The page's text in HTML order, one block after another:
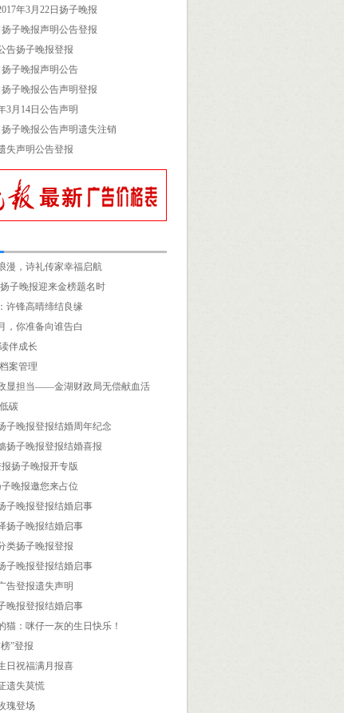
年3月22日扬子晚报
扬子晚报声明公告登报
告扬子晚报登报
扬子晚报声明公告
扬子晚报公告声明登报
3月14日公告声明
扬子晚报公告声明遗失注销
失声明公告登报
漫，诗礼传家幸福启航
子晚报迎来金榜题名时
许锋高晴缔结良缘
，你准备向谁告白
伴成长
案管理
显担当——金湖财政局无偿献血活
碳
子晚报登报结婚周年纪念
扬子晚报登报结婚喜报
扬子晚报开专版
晚报邀您来占位
子晚报登报结婚启事
扬子晚报结婚启事
类扬子晚报登报
子晚报登报结婚启事
告登报遗失声明
晚报登报结婚启事
猫：咪仔一灰的生日快乐！
”登报
日祝福满月报喜
遗失莫慌
瑰登场